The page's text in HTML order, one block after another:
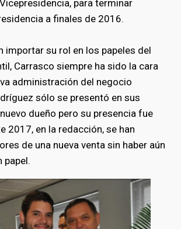
para terminar
a finales de 2016.
importar su rol en los papeles del
Carrasco siempre ha sido la cara
administración del negocio
sólo se presentó en sus
dueño pero su presencia fue
2017, en la redacción, se han
de una nueva venta sin haber aún
papel.